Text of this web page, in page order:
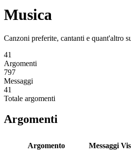
Musica
Canzoni preferite, cantanti e quant'altro
41
Argomenti
797
Messaggi
41
Totale argomenti
Argomenti
Argomento Messaggi